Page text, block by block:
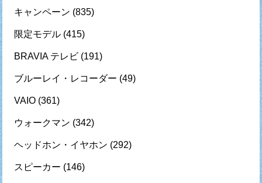
キャンペーン (835)
限定モデル (415)
BRAVIA テレビ (191)
ブルーレイ・レコーダー (49)
VAIO (361)
ウォークマン (342)
ヘッドホン・イヤホン (292)
スピーカー (146)